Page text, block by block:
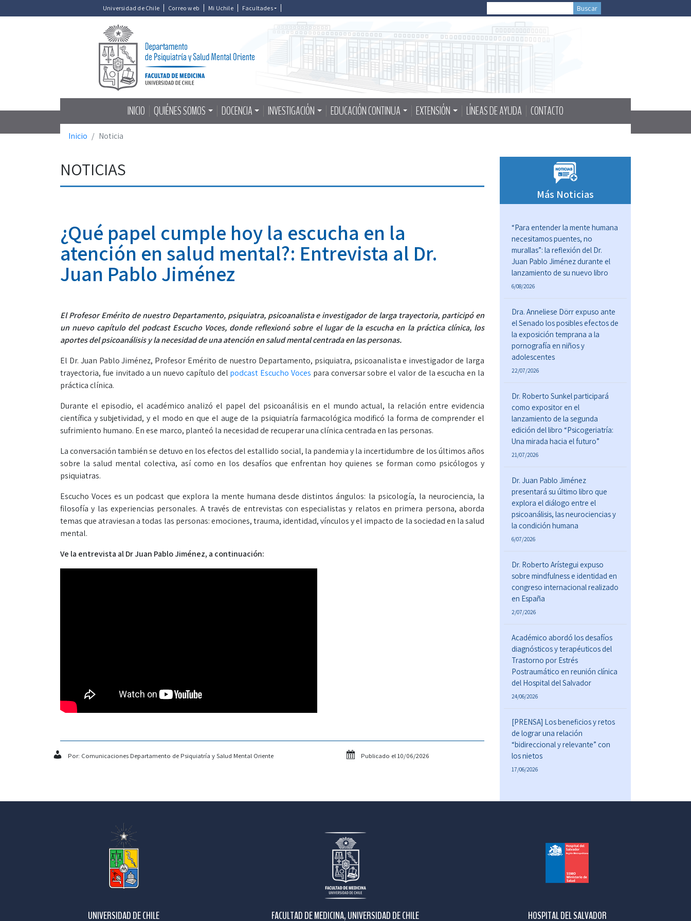
Universidad de Chile Correo web Mi Uchile Facultades
INICIO QUIÉNES SOMOS DOCENCIA INVESTIGACIÓN EDUCACIÓN CONTINUA EXTENSIÓN LÍNEAS DE AYUDA CONTACTO
Inicio Noticia
NOTICIAS
¿Qué papel cumple hoy la escucha en la
atención en salud mental?: Entrevista al Dr.
Juan Pablo Jiménez
El Profesor Emérito de nuestro Departamento, psiquiatra, psicoanalista e investigador de larga trayectoria, participó en
un nuevo capítulo del podcast Escucho Voces, donde reflexionó sobre el lugar de la escucha en la práctica clínica, los
aportes del psicoanálisis y la necesidad de una atención en salud mental centrada en las personas.
El Dr. Juan Pablo Jiménez, Profesor Emérito de nuestro Departamento, psiquiatra, psicoanalista e investigador de larga
trayectoria, fue invitado a un nuevo capítulo del podcast Escucho Voces para conversar sobre el valor de la escucha en la
práctica clínica.
Durante el episodio, el académico analizó el papel del psicoanálisis en el mundo actual, la relación entre evidencia
científica y subjetividad, y el modo en que el auge de la psiquiatría farmacológica modificó la forma de comprender el
sufrimiento humano. En ese marco, planteó la necesidad de recuperar una clínica centrada en las personas.
La conversación también se detuvo en los efectos del estallido social, la pandemia y la incertidumbre de los últimos años
sobre la salud mental colectiva, así como en los desafíos que enfrentan hoy quienes se forman como psicólogos y
psiquiatras.
Escucho Voces es un podcast que explora la mente humana desde distintos ángulos: la psicología, la neurociencia, la
filosofía y las experiencias personales. A través de entrevistas con especialistas y relatos en primera persona, aborda
temas que atraviesan a todas las personas: emociones, trauma, identidad, vínculos y el impacto de la sociedad en la salud
mental.
Ve la entrevista al Dr Juan Pablo Jiménez, a continuación:
Por: Comunicaciones Departamento de Psiquiatría y Salud Mental Oriente Publicado el 10/06/2026
Más Noticias
“Para entender la mente humana
necesitamos puentes, no
murallas”: la reflexión del Dr.
Juan Pablo Jiménez durante el
lanzamiento de su nuevo libro
6/08/2026
Dra. Anneliese Dörr expuso ante
el Senado los posibles efectos de
la exposición temprana a la
pornografía en niños y
adolescentes
22/07/2026
Dr. Roberto Sunkel participará
como expositor en el
lanzamiento de la segunda
edición del libro “Psicogeriatría:
Una mirada hacia el futuro”
21/07/2026
Dr. Juan Pablo Jiménez
presentará su último libro que
explora el diálogo entre el
psicoanálisis, las neurociencias y
la condición humana
6/07/2026
Dr. Roberto Arístegui expuso
sobre mindfulness e identidad en
congreso internacional realizado
en España
2/07/2026
Académico abordó los desafíos
diagnósticos y terapéuticos del
Trastorno por Estrés
Postraumático en reunión clínica
del Hospital del Salvador
24/06/2026
[PRENSA] Los beneficios y retos
de lograr una relación
“bidireccional y relevante” con
los nietos
17/06/2026
UNIVERSIDAD DE CHILE FACULTAD DE MEDICINA, UNIVERSIDAD DE CHILE HOSPITAL DEL SALVADOR